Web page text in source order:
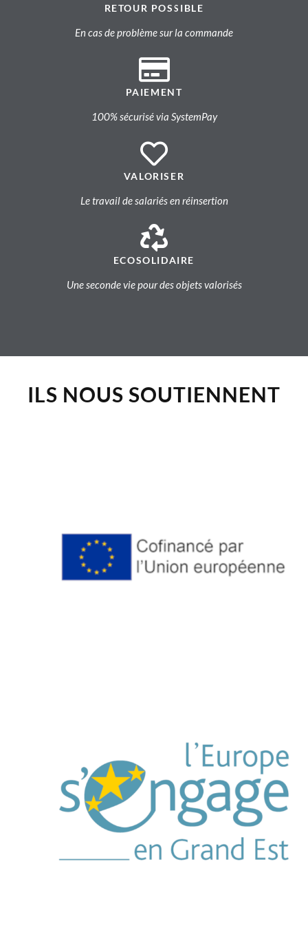
RETOUR POSSIBLE
En cas de problème sur la commande
PAIEMENT
100% sécurisé via SystemPay
VALORISER
Le travail de salariés en réinsertion
ECOSOLIDAIRE
Une seconde vie pour des objets valorisés
ILS NOUS SOUTIENNENT